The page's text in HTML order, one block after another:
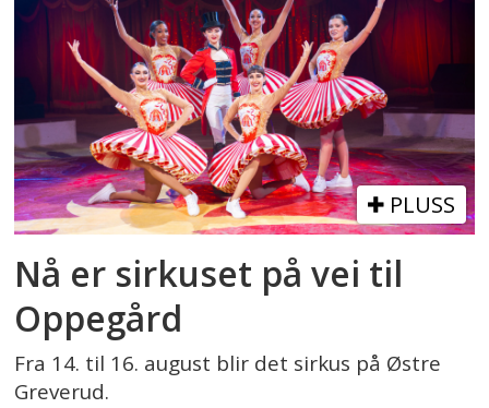
PLUSS
Nå er sirkuset på vei til
Oppegård
Fra 14. til 16. august blir det sirkus på Østre
Greverud.